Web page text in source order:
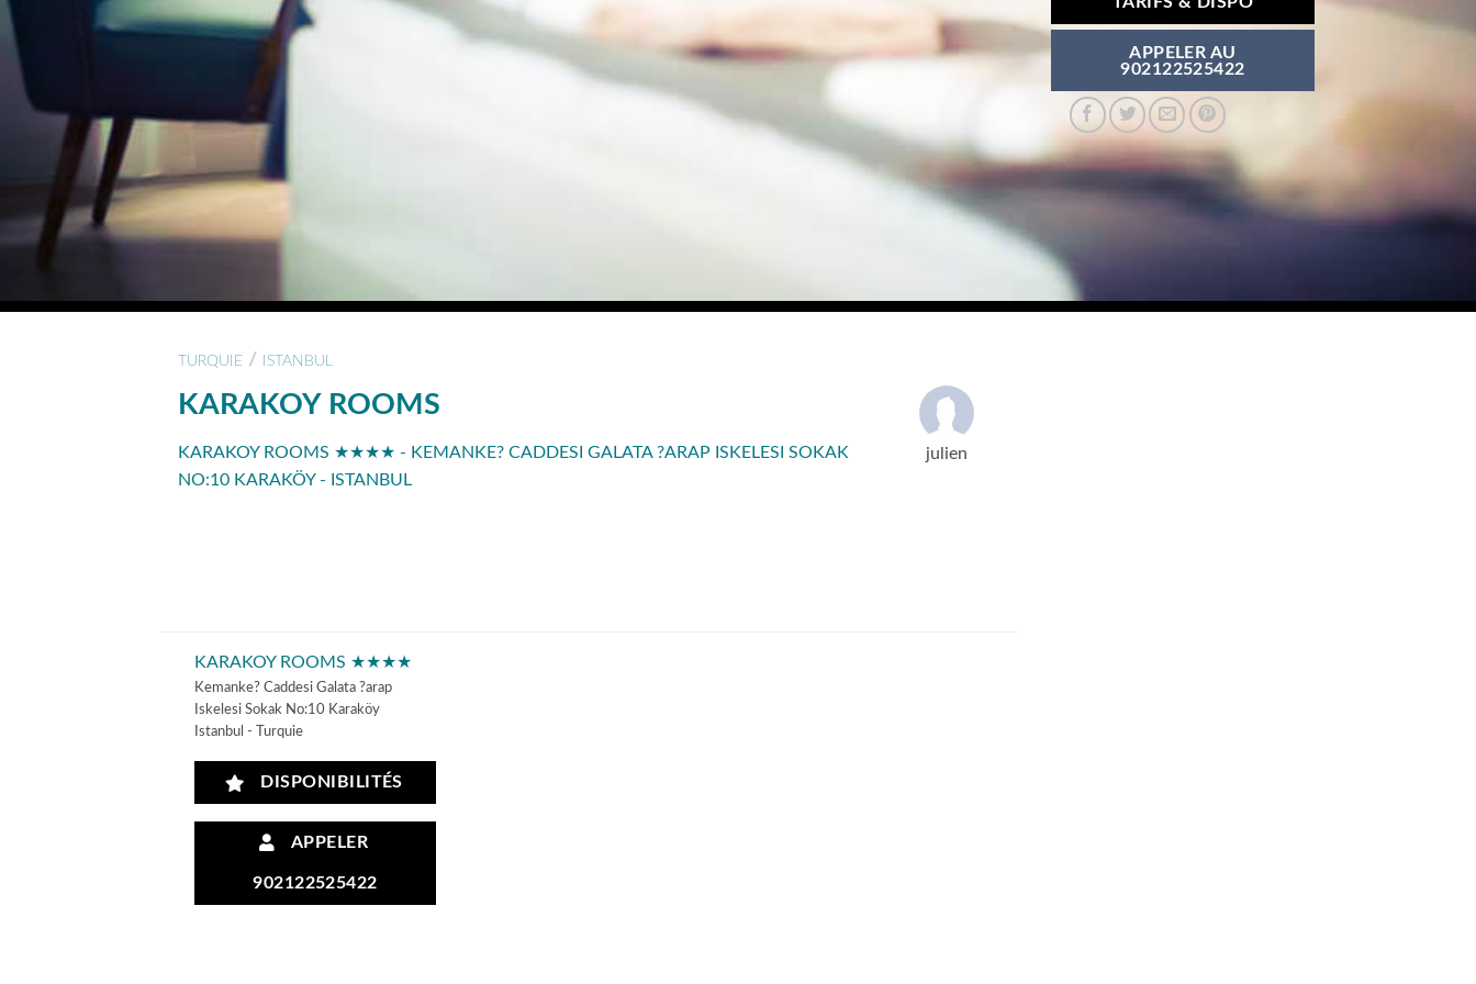
TURQUIE / ISTANBUL
KARAKOY ROOMS
KARAKOY ROOMS ★★★★ - KEMANKE? CADDESI GALATA ?ARAP ISKELESI SOKAK
NO:10 KARAKÖY - ISTANBUL
julien
KARAKOY ROOMS ★★★★
Kemanke? Caddesi Galata ?arap
Iskelesi Sokak No:10 Karaköy
Istanbul - Turquie
DISPONIBILITÉS
APPELER
902122525422
APPELER AU
902122525422